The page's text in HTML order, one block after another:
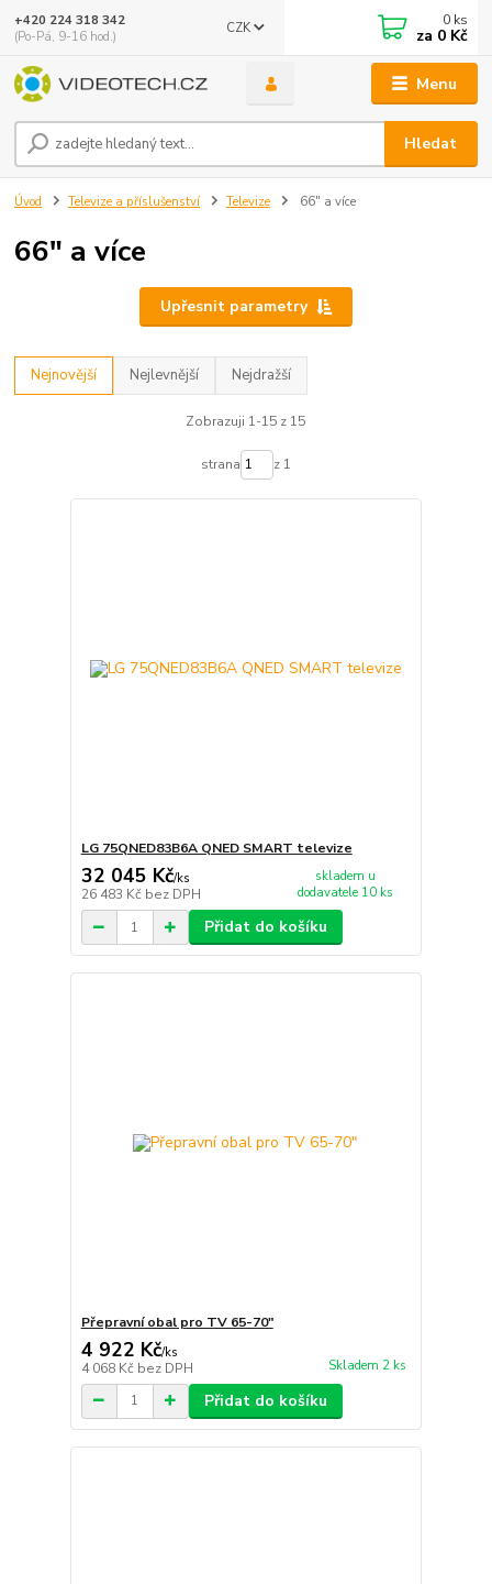
Menu
CZK
Hledat
+420 224 318 342
(Po-Pá, 9-16 hod.)
0 ks
za 0 Kč
Úvod Televize a příslušenství Televize 66" a více
66" a více
Upřesnit parametry
Nejnovější Nejlevnější Nejdražší
Zobrazuji 1-15 z 15
strana z 1
LG 75QNED83B6A QNED SMART televize
32 045 Kč/ks
26 483 Kč bez DPH
skladem u
dodavatele 10 ks
Přidat do košíku
Přepravní obal pro TV 65-70"
4 922 Kč/ks
4 068 Kč bez DPH Skladem 2 ks
Přidat do košíku